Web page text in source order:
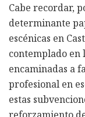
Cabe recordar,
determinante
escénicas en
contemplado en
encaminadas a
profesional en
estas